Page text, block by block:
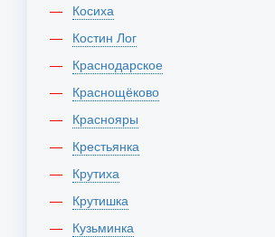
Косиха
Костин Лог
Краснодарское
Краснощёково
Краснояры
Крестьянка
Крутиха
Крутишка
Кузьминка